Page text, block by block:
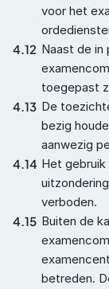
voor het
4.12 Naast de in
toegepast
4.13 De
bezig
aanwezig
4.14 Het
verboden.
4.15 Buiten de
betreden.